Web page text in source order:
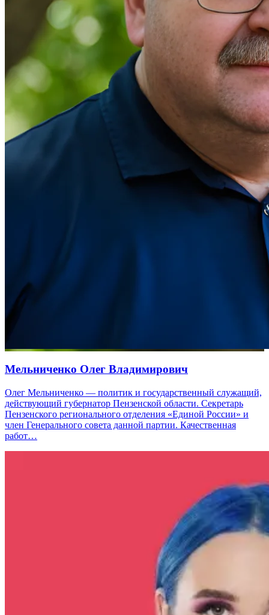
Мельниченко Олег Владимирович
Олег Мельниченко — политик и государственный служащий,
действующий губернатор Пензенской области. Секретарь
Пензенского регионального отделения «Единой России» и
член Генерального совета данной партии. Качественная
работ…